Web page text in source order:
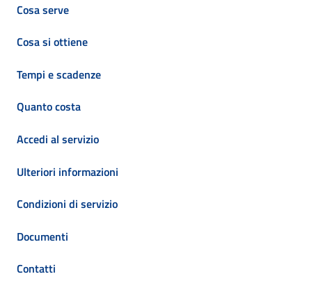
Cosa serve
Cosa si ottiene
Tempi e scadenze
Quanto costa
Accedi al servizio
Ulteriori informazioni
Condizioni di servizio
Documenti
Contatti